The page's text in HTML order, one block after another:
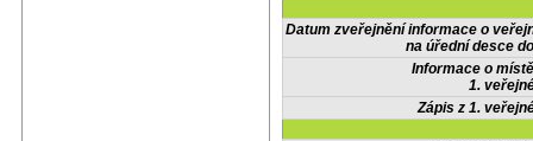
Datum zveřejnění informace o
na úřední desce
Informace o
1.
Zápis z 1.